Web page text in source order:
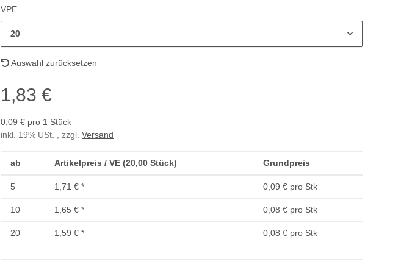
VPE
20
Auswahl zurücksetzen
1,83 €
0,09 € pro 1 Stück
inkl. 19% USt. , zzgl. Versand
ab Artikelpreis / VE (20,00 Stück) Grundpreis
5 1,71 € * 0,09 € pro Stk
10 1,65 € * 0,08 € pro Stk
20 1,59 € * 0,08 € pro Stk